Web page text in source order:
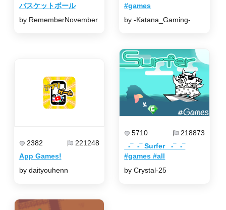
バスケットボール
by RememberNovember
#games
by -Katana_Gaming-
2382 221248
App Games!
by daityouhenn
5710 218873
_-‾_-‾ Surfer _-‾_-‾
#games #all
by Crystal-25